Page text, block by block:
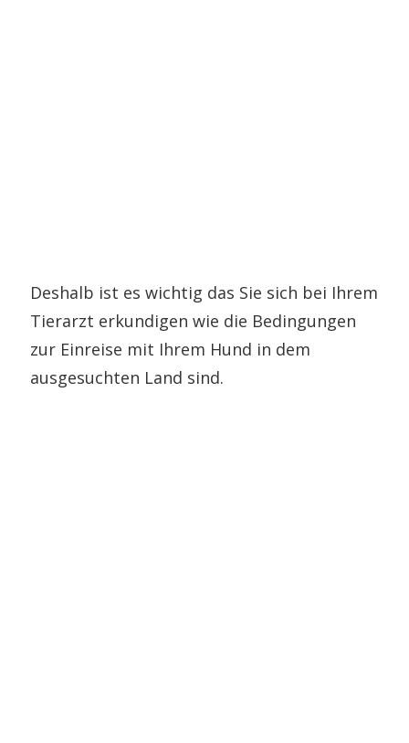
Deshalb ist es wichtig das Sie sich bei Ihrem
Tierarzt erkundigen wie die Bedingungen
zur Einreise mit Ihrem Hund in dem
ausgesuchten Land sind.